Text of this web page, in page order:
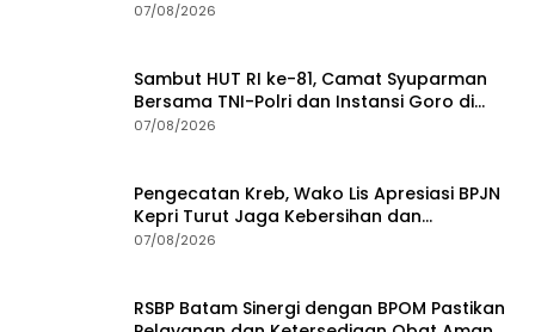
07/08/2026
Sambut HUT RI ke-81, Camat Syuparman
Bersama TNI-Polri dan Instansi Goro di
Pantai Piwang
07/08/2026
Pengecatan Kreb, Wako Lis Apresiasi BPJN
Kepri Turut Jaga Kebersihan dan
Keindahan Ruas Jalan
07/08/2026
RSBP Batam Sinergi dengan BPOM Pastikan